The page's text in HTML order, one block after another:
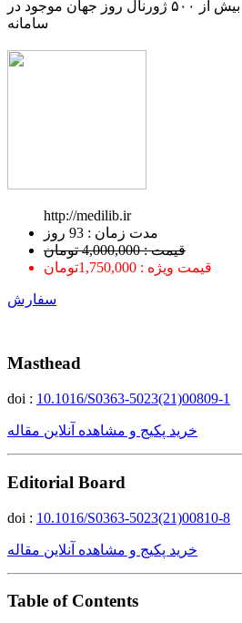
دسترسی ۳ ماهه به بیش از ۵۰۰ ژورنال روز جهان موجود در
سامانه
http://medilib.ir
ﻣﺪﺕ ﺯﻣﺎﻥ : 93 ﺭﻭﺯ
قیمت : 4,000,000 تومان
قیمت ویژه : 1,750,000تومان
سفارش
Masthead
doi : 10.1016/S0363-5023(21)00809-1
خرید پکیج و مشاهده آنلاین مقاله
Editorial Board
doi : 10.1016/S0363-5023(21)00810-8
خرید پکیج و مشاهده آنلاین مقاله
Table of Contents